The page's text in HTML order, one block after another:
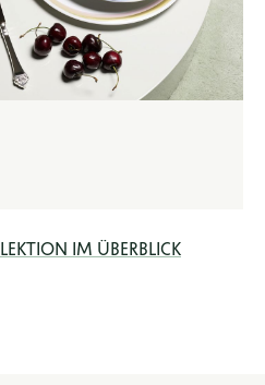
IM ÜBERBLICK